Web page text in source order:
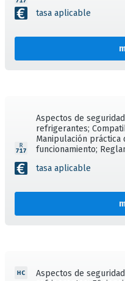
tasa aplicable
Aspectos de
refrigerantes;
Manipulación
funcionamiento;
tasa aplicable
Aspectos de